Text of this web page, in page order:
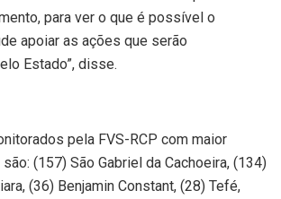
para ver o que é possível o
apoiar as ações que serão
Estado”, disse.
pela FVS-RCP com maior
(157) São Gabriel da Cachoeira, (134)
(36) Benjamin Constant, (28) Tefé,